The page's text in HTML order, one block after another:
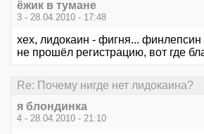
ёжик в тумане
3 - 28.04.2010 - 17:48
хех, лидокаин - фигня...
не прошёл регистрацию, вот где
Re: Почему нигде нет лидокаина?
я блондинка
4 - 28.04.2010 - 21:10